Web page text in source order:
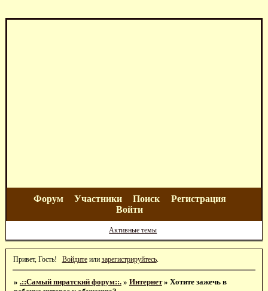
Форум Участники Поиск
Регистрация
Войти
Активные темы
Привет, Гость! Войдитеили зарегистрируйтесь.
» .::Самый пиратский форум::. » Интернет » Хотите зажечь в